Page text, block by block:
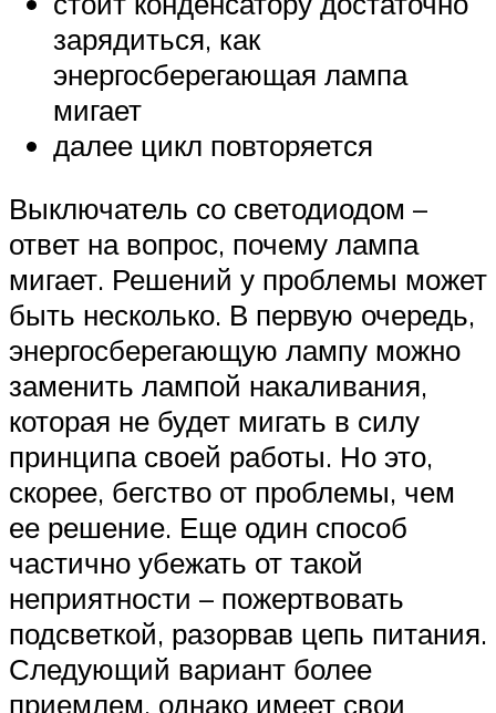
зарядиться, как
энергосберегающая лампа
мигает
далее цикл повторяется
Выключатель со светодиодом –
ответ на вопрос, почему лампа
мигает. Решений у проблемы может
быть несколько. В первую очередь,
энергосберегающую лампу можно
заменить лампой накаливания,
которая не будет мигать в силу
принципа своей работы. Но это,
скорее, бегство от проблемы, чем
ее решение. Еще один способ
частично убежать от такой
неприятности – пожертвовать
подсветкой, разорвав цепь питания.
Следующий вариант более
приемлем, однако имеет свои